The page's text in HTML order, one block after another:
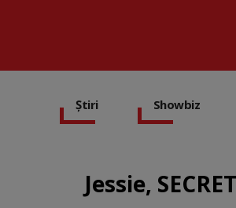
Știri Showbiz
Jessie,